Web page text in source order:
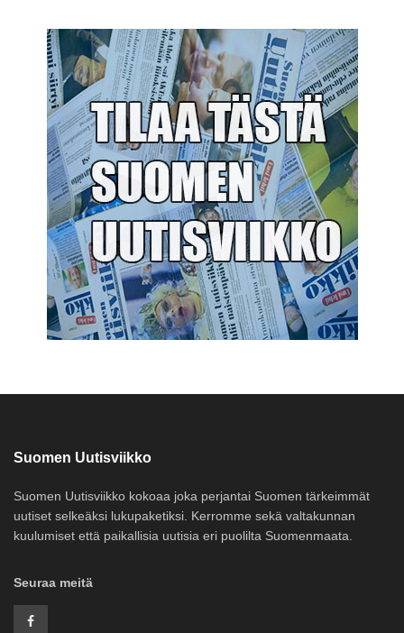
Suomen Uutisviikko
Suomen Uutisviikko kokoaa joka perjantai Suomen tärkeimmät
uutiset selkeäksi lukupaketiksi. Kerromme sekä valtakunnan
kuulumiset että paikallisia uutisia eri puolilta Suomenmaata.
Seuraa meitä